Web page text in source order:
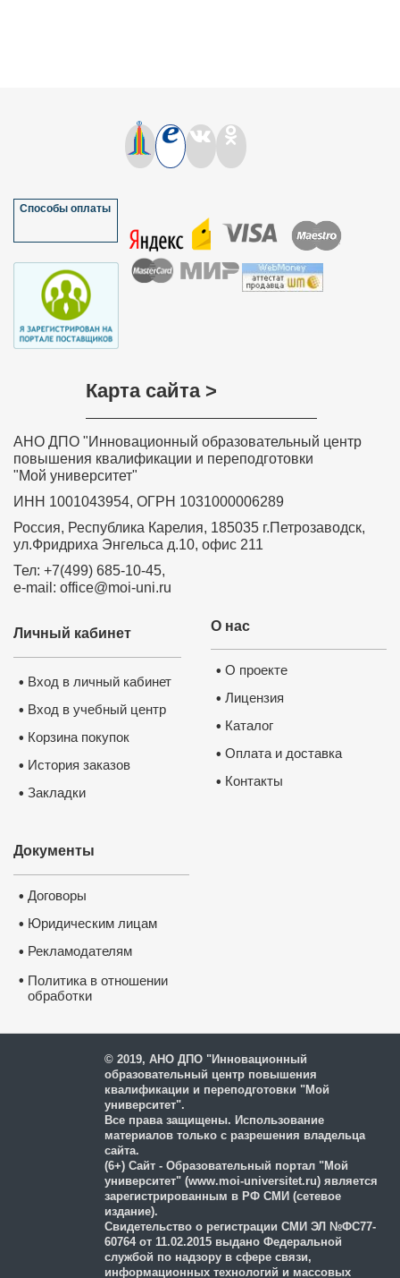
Способы оплаты
Карта сайта >
АНО ДПО "Инновационный образовательный центр
повышения квалификации и переподготовки
"Мой университет"
ИНН 1001043954, ОГРН 1031000006289
Россия, Республика Карелия, 185035 г.Петрозаводск,
ул.Фридриха Энгельса д.10, офис 211
Тел: +7(499) 685-10-45,
e-mail: office@moi-uni.ru
О нас
• О проекте
• Лицензия
• Каталог
• Оплата и доставка
• Контакты
Личный кабинет
• Вход в личный кабинет
• Вход в учебный центр
• Корзина покупок
• История заказов
• Закладки
Документы
• Договоры
• Юридическим лицам
• Рекламодателям
• Политика в отношении
обработки
© 2019, АНО ДПО "Инновационный
образовательный центр повышения
квалификации и переподготовки "Мой
университет".
Все права защищены. Использование
материалов только с разрешения владельца
сайта.
(6+) Сайт - Образовательный портал "Мой
университет" (www.moi-universitet.ru) является
зарегистрированным в РФ СМИ (сетевое
издание).
Свидетельство о регистрации СМИ ЭЛ №ФС77-
60764 от 11.02.2015 выдано Федеральной
службой по надзору в сфере связи,
информационных технологий и массовых